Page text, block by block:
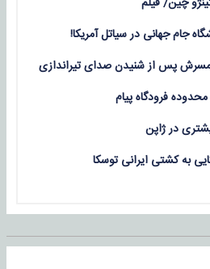
جام جهانی در سیاتل آمریکا!
پس از شنیدن صدای تیراندازی
فرودگاه پیام
به کشتی ایرانی توسکا